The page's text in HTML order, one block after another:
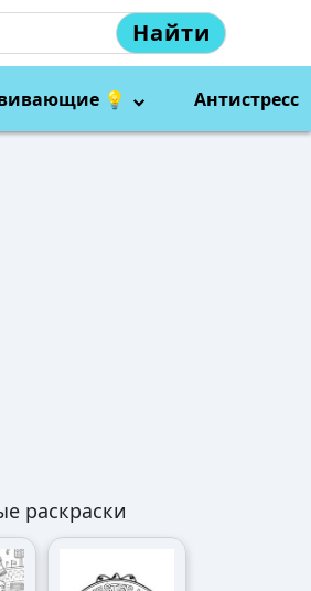
Найти
💡
Антистресс
раскраски